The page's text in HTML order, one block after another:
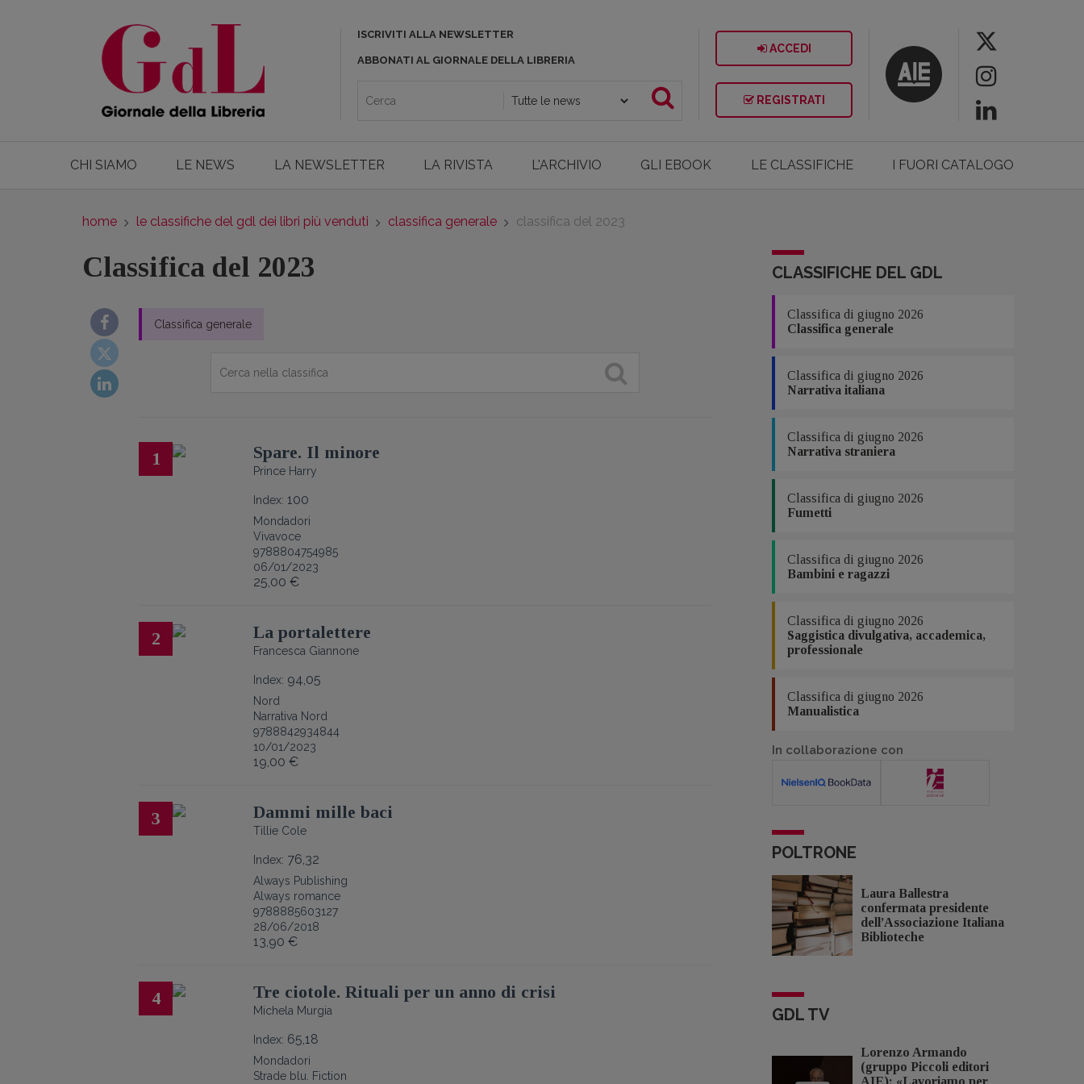
ISCRIVITI ALLA NEWSLETTER
ABBONATI AL GIORNALE DELLA LIBRERIA
ACCEDI
REGISTRATI
CHI SIAMO LE NEWS LA NEWSLETTER LA RIVISTA L'ARCHIVIO GLI EBOOK LE CLASSIFICHE I FUORI CATALOGO
home le classifiche del gdl dei libri più venduti classifica generale classifica del 2023
Classifica del 2023
Classifica generale
1 Spare. Il minore
Prince Harry
Index: 100
Mondadori
Vivavoce
9788804754985
06/01/2023
25,00 €
2 La portalettere
Francesca Giannone
Index: 94,05
Nord
Narrativa Nord
9788842934844
10/01/2023
19,00 €
3 Dammi mille baci
Tillie Cole
Index: 76,32
Always Publishing
Always romance
9788885603127
28/06/2018
13,90 €
4 Tre ciotole. Rituali per un anno di crisi
Michela Murgia
Index: 65,18
Mondadori
Strade blu. Fiction
CLASSIFICHE DEL GDL
Classifica di giugno 2026
Classifica generale
Classifica di giugno 2026
Narrativa italiana
Classifica di giugno 2026
Narrativa straniera
Classifica di giugno 2026
Fumetti
Classifica di giugno 2026
Bambini e ragazzi
Classifica di giugno 2026
Saggistica divulgativa, accademica,
professionale
Classifica di giugno 2026
Manualistica
In collaborazione con
POLTRONE
Laura Ballestra
confermata presidente
dell’Associazione Italiana
Biblioteche
GDL TV
Lorenzo Armando
(gruppo Piccoli editori
AIE): «Lavoriamo per